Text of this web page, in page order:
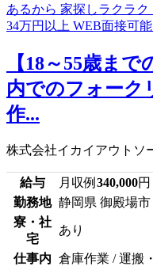
【18～55歳ま
内でのフォーク
作...
株式会社イカイアウトソ
給与 月収例 340,000円
勤務地 静岡県 御殿場市
寮・社
宅
あり
仕事内 倉庫作業 / 運搬